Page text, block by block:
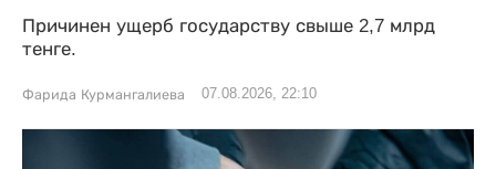
Причинен ущерб государству свыше 2,7 млрд
тенге.
Фарида Курмангалиева 07.08.2026, 22:10